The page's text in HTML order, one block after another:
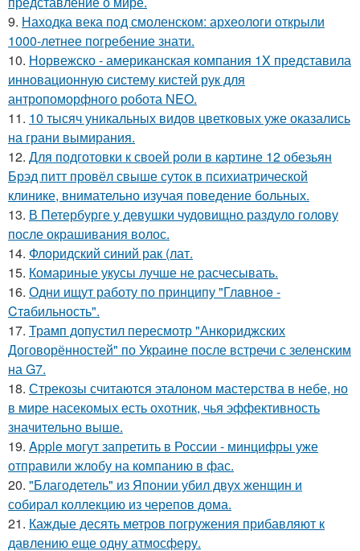
9. Находка века под смоленском: археологи открыли
1000-летнее погребение знати.
10. Норвежско - американская компания 1X представила
инновационную систему кистей рук для
антропоморфного робота NEO.
11. 10 тысяч уникальных видов цветковых уже оказались
на грани вымирания.
12. Для подготовки к своей роли в картине 12 обезьян
Брэд питт провёл свыше суток в психиатрической
клинике, внимательно изучая поведение больных.
13. В Петербурге у девушки чудовищно раздуло голову
после окрашивания волос.
14. Флоридский синий рак (лат.
15. Комариные укусы лучше не расчесывать.
16. Одни ищут работу по принципу "Глaвноe -
Cтaбильность".
17. Трамп допустил пересмотр "Анкориджских
Договорённостей" по Украине после встречи с зеленским
на G7.
18. Стрекозы считаются эталоном мастерства в небе, но
в мире насекомых есть охотник, чья эффективность
значительно выше.
19. Apple могут запретить в России - минцифры уже
отправили жлобу на компанию в фас.
20. "Благодетель" из Японии убил двух женщин и
собирал коллекцию из черепов дома.
21. Каждые десять метров погружения прибавляют к
давлению еще одну атмосферу.